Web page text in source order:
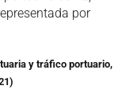
por
y tráfico portuario,